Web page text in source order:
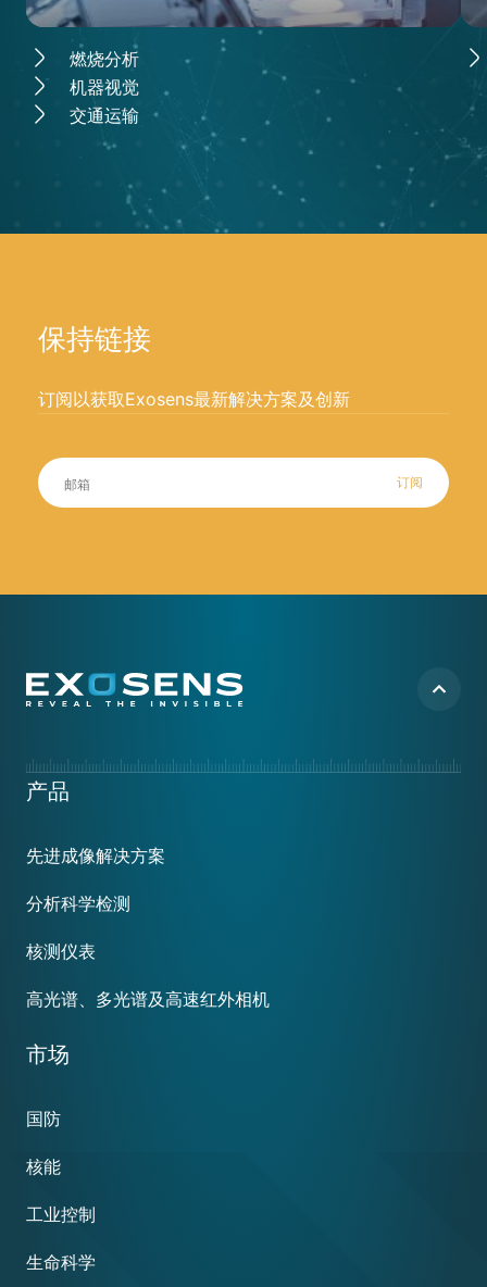
燃烧分析
机器视觉
交通运输
保持链接
订阅以获取Exosens最新解决方案及创新
订阅
Footer
产品
先进成像解决方案
分析科学检测
核测仪表
高光谱、多光谱及高速红外相机
市场
国防
核能
工业控制
生命科学